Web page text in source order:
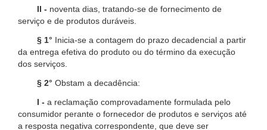
II - noventa dias, tratando-se de fornecimento de
serviço e de produtos duráveis.
§ 1° Inicia-se a contagem do prazo decadencial a partir
da entrega efetiva do produto ou do término da execução
dos serviços.
§ 2° Obstam a decadência:
I - a reclamação comprovadamente formulada pelo
consumidor perante o fornecedor de produtos e serviços até
a resposta negativa correspondente, que deve ser